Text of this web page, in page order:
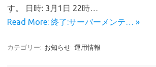
す。 日時: 3月1日 22時…
Read More: 終了:サーバーメンテ… »
カテゴリー: お知らせ 運用情報